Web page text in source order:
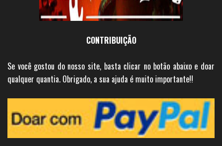
CONTRIBUIÇÃO
Se você gostou do nosso site, basta clicar no botão abaixo e doar
qualquer quantia. Obrigado, a sua ajuda é muito importante!!